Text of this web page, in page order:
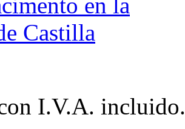
I.V.A. incluido.